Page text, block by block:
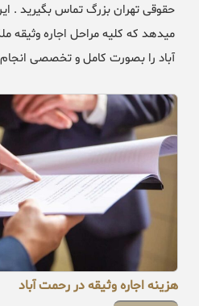
حقوقی تهران بزرگ تماس بگیرید .
میدهد که کلیه مراحل اجاره وثیقه
آباد را بصورت کامل و تخصصی
هزینه اجاره وثیقه در رحمت آباد